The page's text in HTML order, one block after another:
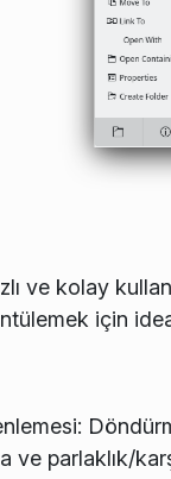
ve kolay
için
ve parlaklık/